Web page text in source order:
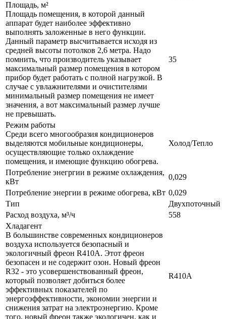
Площадь, м²
Площадь помещения, в которой данный
аппарат будет наиболее эффективно
выполнять заложенные в него функции.
Данный параметр высчитывается исходя из
средней высоты потолков 2,6 метра. Надо
помнить, что производитель указывает
максимальный размер помещения в котором
прибор будет работать с полной нагрузкой. В
случае с увлажнителями и очистителями
минимальный размер помещения не имеет
значения, а вот максимальный размер лучше
не превышать.
35
Режим работы
Среди всего многообразия кондиционеров
выделяются мобильные кондиционеры,
осуществляющие только охлаждение
помещения, и имеющие функцию обогрева.
Холод/Тепло
Потребление энегргии в режиме охлаждения,
кВт
0,029
Потребление энергии в режиме обогрева, кВт 0,029
Тип
Двухпоточный
Расход воздуха, м³/ч
558
Хладагент
В большинстве современных кондиционеров
воздуха используется безопасный и
экологичный фреон R410A. Этот фреон
безопасен и не содержит озон. Новый фреон
R32 - это усовершенствованный фреон,
который позволяет добиться более
эффективных показателей по
энергоэффективности, экономии энергии и
снижения затрат на электроэнергию. Кроме
того, новый фреон также экологичен, как и
R410A